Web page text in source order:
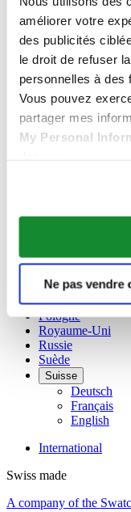
améliorer votre
des publicités
le droit de refuser
personnelles à des
Vous pouvez
partager mes
My Personal
Ne pas vendre
Allemagne
Autriche
Belgique
Dutch
Français
Chine
English
简体中文
Danemark
Irlande
Français
Pays-Bas
Pologne
Royaume-Uni
Russie
Suède
Suisse
Deutsch
Français
English
International
Swiss made
A company of the